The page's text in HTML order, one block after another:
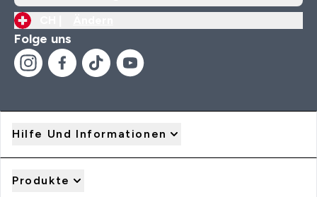
Folge uns
Hilfe Und Informationen
Produkte